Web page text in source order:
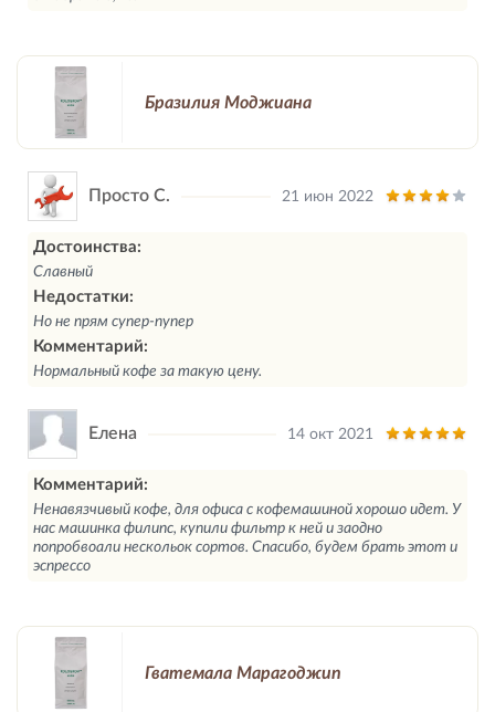
Бразилия Моджиана
Просто С. 21 июн 2022
Достоинства:
Славный
Недостатки:
Но не прям супер-пупер
Комментарий:
Нормальный кофе за такую цену.
Елена 14 окт 2021
Комментарий:
Ненавязчивый кофе, для офиса с кофемашиной хорошо идет. У
нас машинка филипс, купили фильтр к ней и заодно
попробвоали нескольок сортов. Спасибо, будем брать этот и
эспрессо
Гватемала Марагоджип